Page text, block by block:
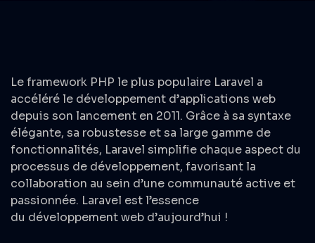
Le framework PHP le plus populaire Laravel a
accéléré le développement d’applications web
depuis son lancement en 2011. Grâce à sa syntaxe
élégante, sa robustesse et sa large gamme de
fonctionnalités, Laravel simplifie chaque aspect du
processus de développement, favorisant la
collaboration au sein d’une communauté active et
passionnée. Laravel est l’essence
du développement web d’aujourd’hui !